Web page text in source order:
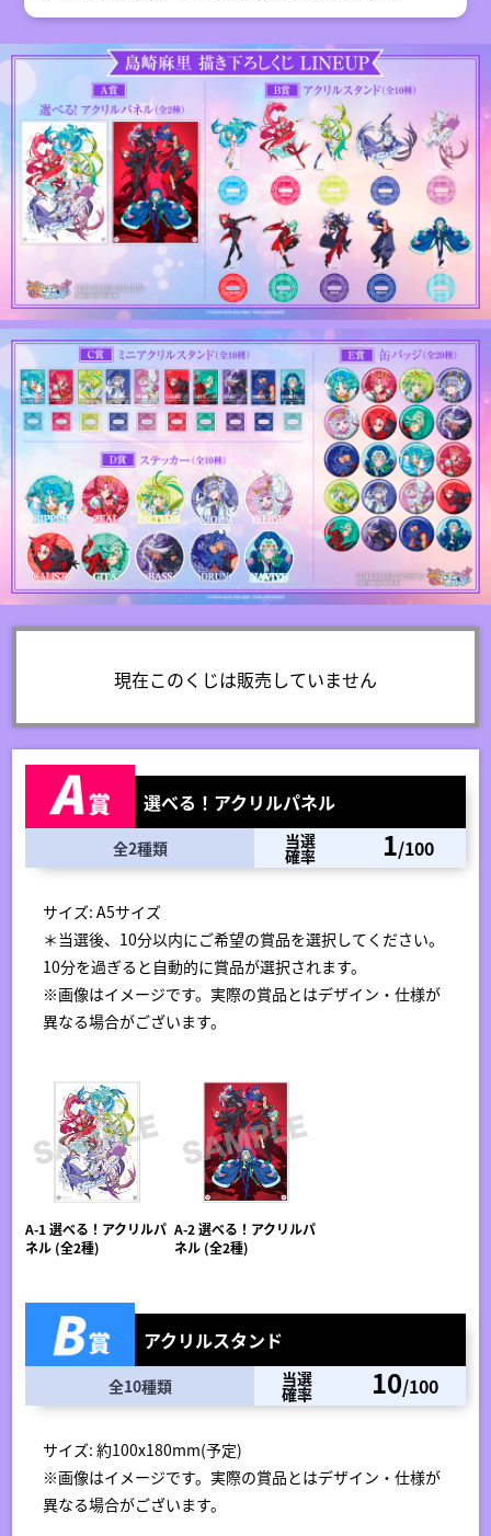
現在このくじは販売していません
選べる！アクリルパネル
全2種類 当選
確率 1/100
サイズ: A5サイズ
＊当選後、10分以内にご希望の賞品を選択してください。
10分を過ぎると自動的に賞品が選択されます。
※画像はイメージです。実際の賞品とはデザイン・仕様が
異なる場合がございます。
A-1 選べる！アクリルパ
ネル (全2種)
A-2 選べる！アクリルパ
ネル (全2種)
アクリルスタンド
全10種類 当選
確率 10/100
サイズ: 約100x180mm(予定)
※画像はイメージです。実際の賞品とはデザイン・仕様が
異なる場合がございます。